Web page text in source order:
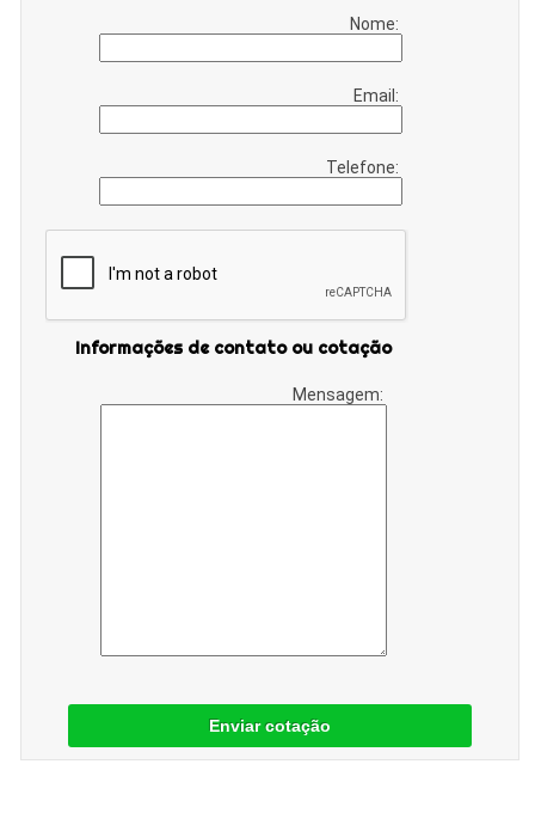
Nome:
Email:
Telefone:
Informações de contato ou cotação
Mensagem:
Enviar cotação